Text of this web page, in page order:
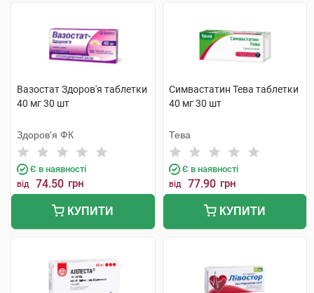
Вазостат Здоров'я таблетки
40 мг 30 шт
Здоров'я ФК
Є в наявності
від 74.50 грн
КУПИТИ
Симвастатин Тева таблетки
40 мг 30 шт
Тева
Є в наявності
від 77.90 грн
КУПИТИ